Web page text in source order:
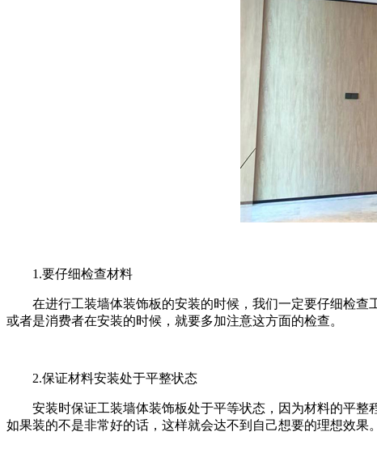
1.要仔细检查材料
在进行工装墙体装饰板的安装的时候，我们一定要仔细检查
或者是消费者在安装的时候，就要多加注意这方面的检查。
2.保证材料安装处于平整状态
安装时保证工装墙体装饰板处于平等状态，因为材料的平整
如果装的不是非常好的话，这样就会达不到自己想要的理想效果